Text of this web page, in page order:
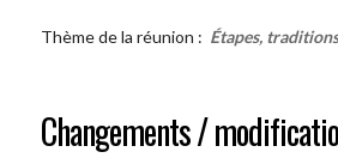
Thème de la réunion : Étapes,
Changements /